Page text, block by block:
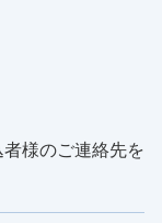
様のご連絡先を